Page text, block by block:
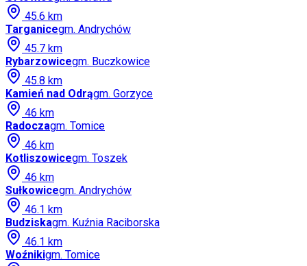
45.6 km
Targanicegm. Andrychów
45.7 km
Rybarzowicegm. Buczkowice
45.8 km
Kamień nad Odrągm. Gorzyce
46 km
Radoczagm. Tomice
46 km
Kotliszowicegm. Toszek
46 km
Sułkowicegm. Andrychów
46.1 km
Budziskagm. Kuźnia Raciborska
46.1 km
Woźnikigm. Tomice